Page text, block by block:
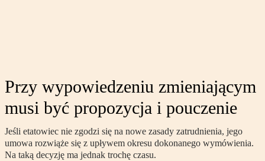
Przy wypowiedzeniu zmieniającym
musi być propozycja i pouczenie
Jeśli etatowiec nie zgodzi się na nowe zasady zatrudnienia, jego
umowa rozwiąże się z upływem okresu dokonanego wymówienia.
Na taką decyzję ma jednak trochę czasu.